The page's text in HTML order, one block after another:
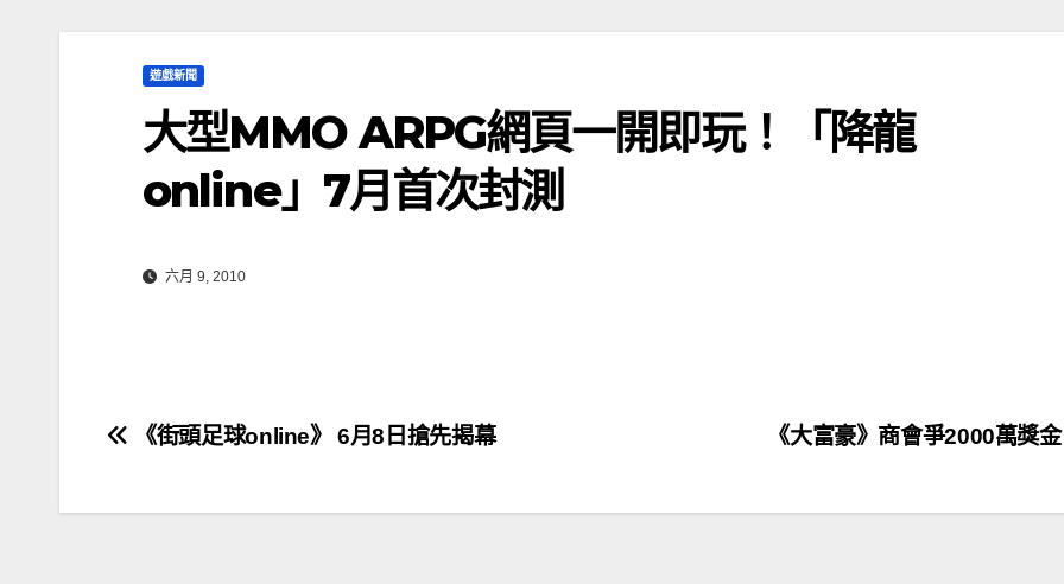
遊戲新聞
大型MMO ARPG網頁一開即玩！「降龍
online」7月首次封測
六月 9, 2010
文
《大富豪》商會爭2000萬獎
《街頭足球online》 6月8日搶先揭幕